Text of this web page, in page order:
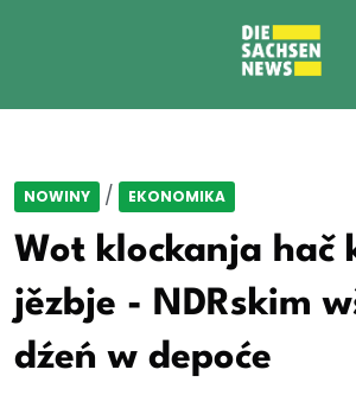
NOWINY / EKONOMIKA
Wot klockanja hač
jězbje - NDRskim
dźeń w depoće